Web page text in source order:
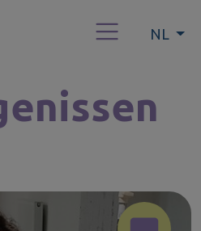
NL